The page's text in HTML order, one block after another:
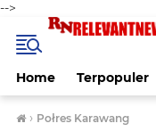
-->
Home Terpopuler
› Połres Karawang